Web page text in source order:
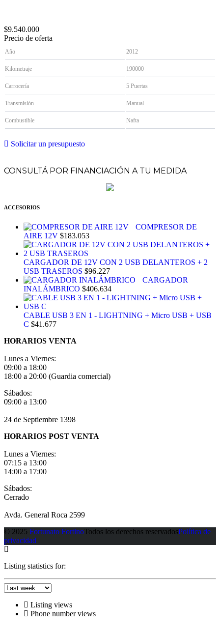
$9.540.000
Precio de oferta
Año 2012
Kilometraje 190000
Carrocería 5 Puertas
Transmisión Manual
Combustible Nafta
Solicitar un presupuesto
CONSULTÁ POR FINANCIACIÓN A TU MEDIDA
ACCESORIOS
COMPRESOR DE
AIRE 12V $183.053
CARGADOR DE 12V CON 2 USB DELANTEROS + 2
USB TRASEROS $96.227
CARGADOR
INALÁMBRICO $406.634
CABLE USB 3 EN 1 - LIGHTNING + Micro USB + USB
C $41.677
HORARIOS VENTA
Lunes a Viernes:
09:00 a 18:00
18:00 a 20:00 (Guardia comercial)
Sábados:
09:00 a 13:00
24 de Septiembre 1398
HORARIOS POST VENTA
Lunes a Viernes:
07:15 a 13:00
14:00 a 17:00
Sábados:
Cerrado
Avda. General Roca 2599
© 2025 Fortunato FortinoTodos los derechos reservadosPolítica de
privacidad
Listing statistics for:
Listing views
Phone number views